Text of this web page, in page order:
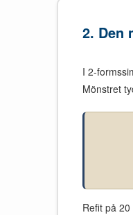
2. Den
I 2-
Mönstret
Refit på